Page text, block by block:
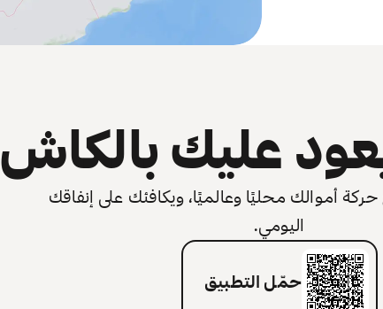
عليك بالكاش
أموالك محليًا وعالميًا، ويكافئك على إنفاقك
اليومي.
حمّل التطبيق